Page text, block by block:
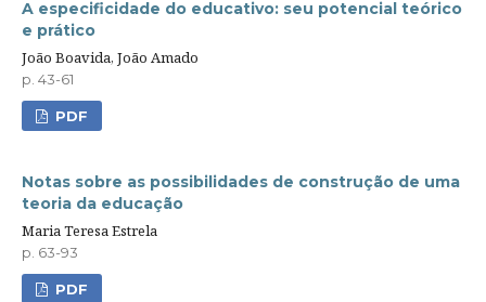
A especificidade do educativo: seu potencial teórico
e prático
João Boavida, João Amado
p. 43-61
PDF
Notas sobre as possibilidades de construção de uma
teoria da educação
Maria Teresa Estrela
p. 63-93
PDF